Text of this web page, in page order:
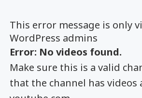
This error message is only
WordPress admins
Error: No videos found.
Make sure this is a valid
that the channel has videos